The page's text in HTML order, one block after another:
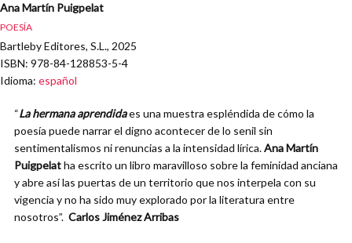
Ana Martín Puigpelat
POESÍA
Bartleby Editores, S.L., 2025
ISBN: 978-84-128853-5-4
Idioma: español
“La hermana aprendidaes una muestra espléndida de cómo la
poesía puede narrar el digno acontecer de lo senil sin
sentimentalismos ni renuncias a la intensidad lírica.Ana Martín
Puigpelatha escrito un libro maravilloso sobre la feminidad anciana
y abre así las puertas de un territorio que nos interpela con su
vigencia y no ha sido muy explorado por la literatura entre
nosotros”. Carlos Jiménez Arribas